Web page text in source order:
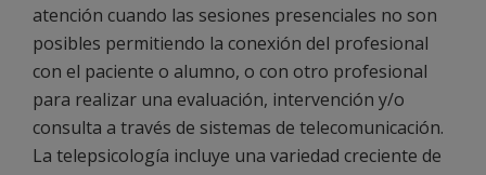
atención cuando las sesiones presenciales no son
posibles permitiendo la conexión del profesional
con el paciente o alumno, o con otro profesional
para realizar una evaluación, intervención y/o
consulta a través de sistemas de telecomunicación.
La telepsicología incluye una variedad creciente de